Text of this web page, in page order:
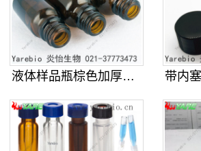
液体样品瓶棕色加厚螺口玻璃化学试剂